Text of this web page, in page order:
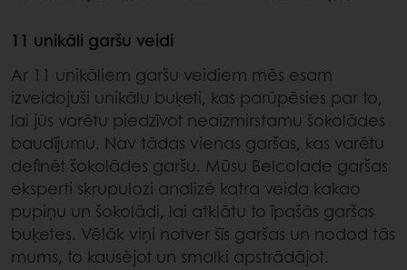
11 unikāli garšu veidi
Ar 11 unikāliem garšu veidiem mēs esam
izveidojuši unikālu buķeti, kas parūpēsies par to,
lai jūs varētu piedzīvot neaizmirstamu šokolādes
baudījumu. Nav tādas vienas garšas, kas varētu
definēt šokolādes garšu. Mūsu Belcolade garšas
eksperti skrupulozi analizē katra veida kakao
pupiņu un šokolādi, lai atklātu to īpašās garšas
buķetes. Vēlāk viņi notver šīs garšas un nodod tās
mums, to kausējot un smalki apstrādājot.